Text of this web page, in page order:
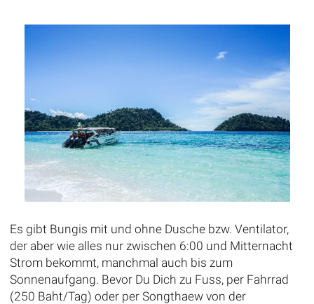
Es gibt Bungis mit und ohne Dusche bzw. Ventilator,
der aber wie alles nur zwischen 6:00 und Mitternacht
Strom bekommt, manchmal auch bis zum
Sonnenaufgang. Bevor Du Dich zu Fuss, per Fahrrad
(250 Baht/Tag) oder per Songthaew von der